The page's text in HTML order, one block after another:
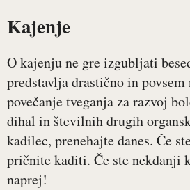
Kajenje
O kajenju ne gre izgubljati
predstavlja drastično in povsem
povečanje tveganja za razvoj
dihal in številnih drugih
kadilec, prenehajte danes. Če
pričnite kaditi. Če ste nekdanji
naprej!